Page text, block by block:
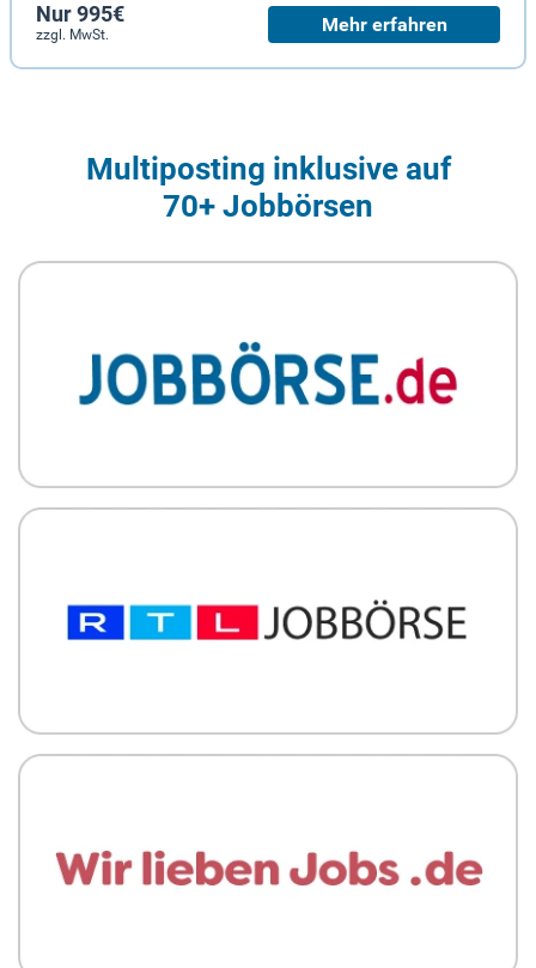
Nur 995€
zzgl. MwSt. Mehr erfahren
Multiposting inklusive auf
70+ Jobbörsen